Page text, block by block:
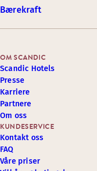
Bærekraft
KUNDESERVICE
Kontakt oss
FAQ
Våre priser
OM SCANDIC
Scandic Hotels
Presse
Karriere
Partnere
Om oss